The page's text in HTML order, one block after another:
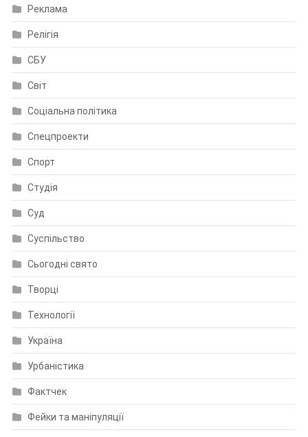
Реклама
Релігія
СБУ
Світ
Соціальна політика
Спецпроекти
Спорт
Студія
Суд
Суспільство
Сьогодні свято
Творці
Технології
Україна
Урбаністика
Фактчек
Фейки та маніпуляції